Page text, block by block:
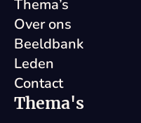
Thema’s
Over ons
Beeldbank
Leden
Contact
Thema's